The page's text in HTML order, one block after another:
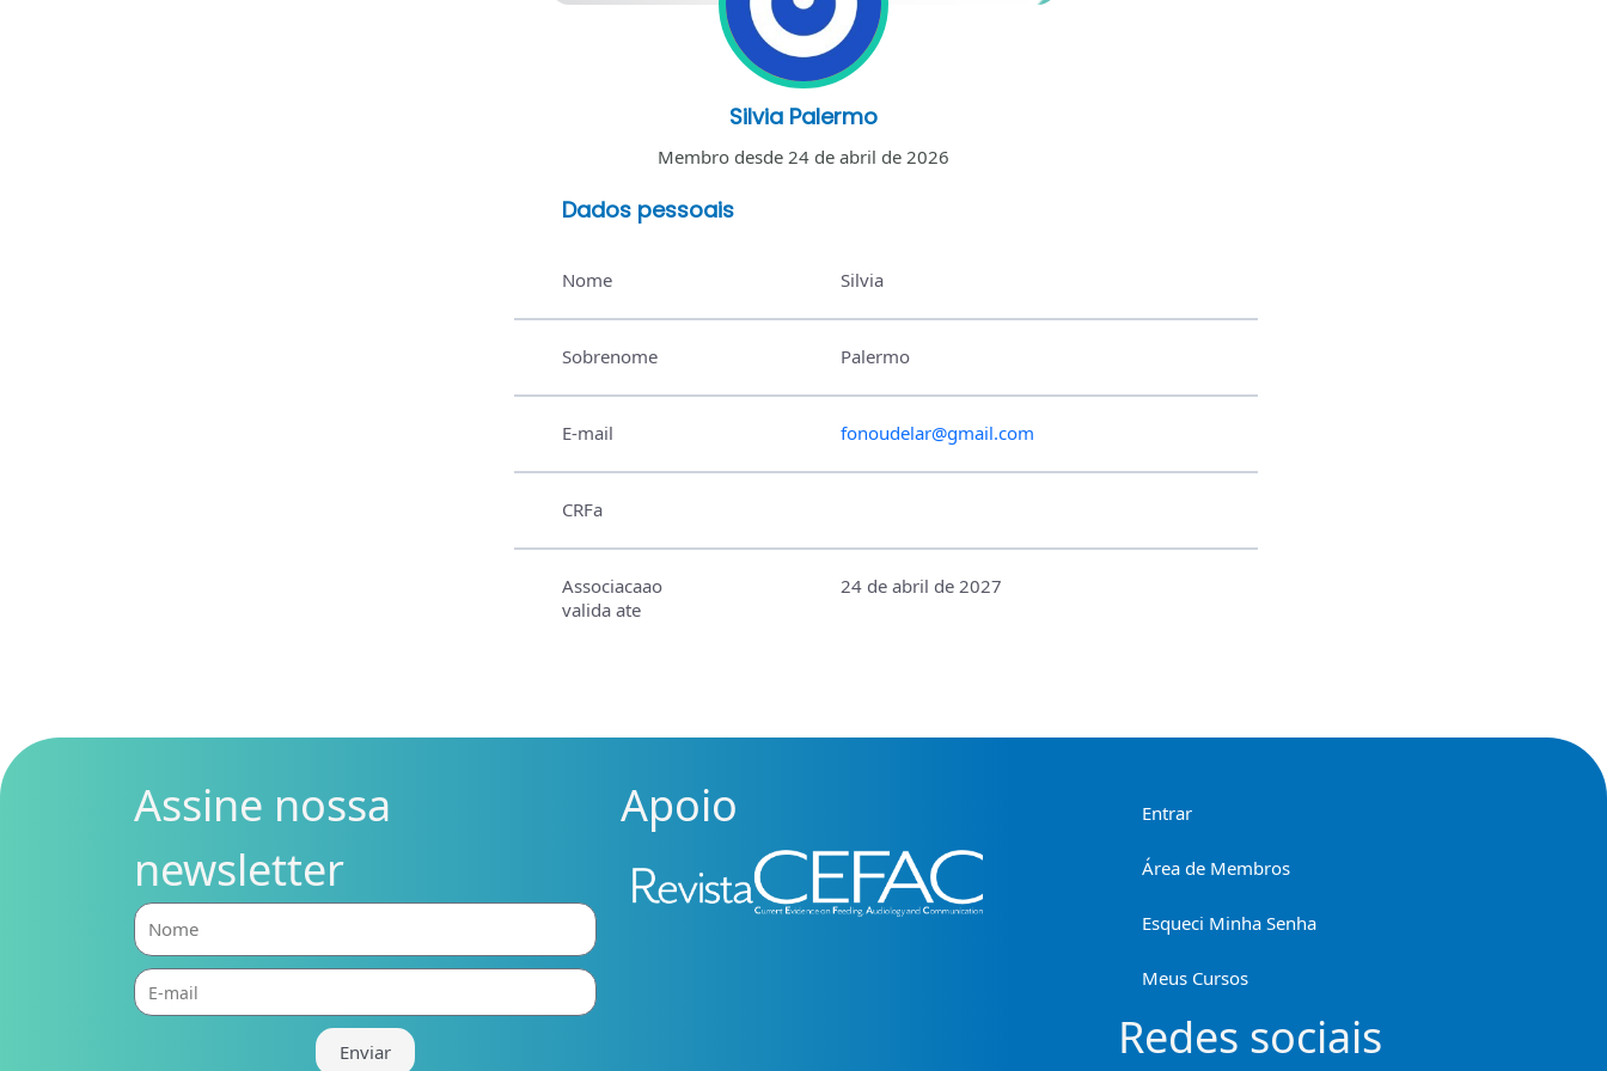
Silvia Palermo
Membro desde 24 de abril de 2026
Dados pessoais
Nome Silvia
Sobrenome Palermo
E-mail fonoudelar@gmail.com
CRFa
Associacaao
valida ate
24 de abril de 2027
Assine nossa
newsletter
Nome
E-
mail
Enviar
Apoio Entrar
Área de Membros
Esqueci Minha Senha
Meus Cursos
Redes sociais